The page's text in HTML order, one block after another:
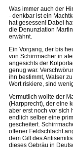
Was immer auch der
- denkbar ist ein
hat gesessen! Dabei
die Denunziation
erwähnt.
Ein Vorgang, der bis
von Schirrmacher in
angesichts der
genug war.
ihn bestimmt, Walser
Wort riskiere, sind
Vermutlich wollte der
(Harpprecht), der eine
aber erst noch vor sich
endlich selber eine
gescheitert.
offener Feldschlacht
dem Gift des
dieses Gebräu in